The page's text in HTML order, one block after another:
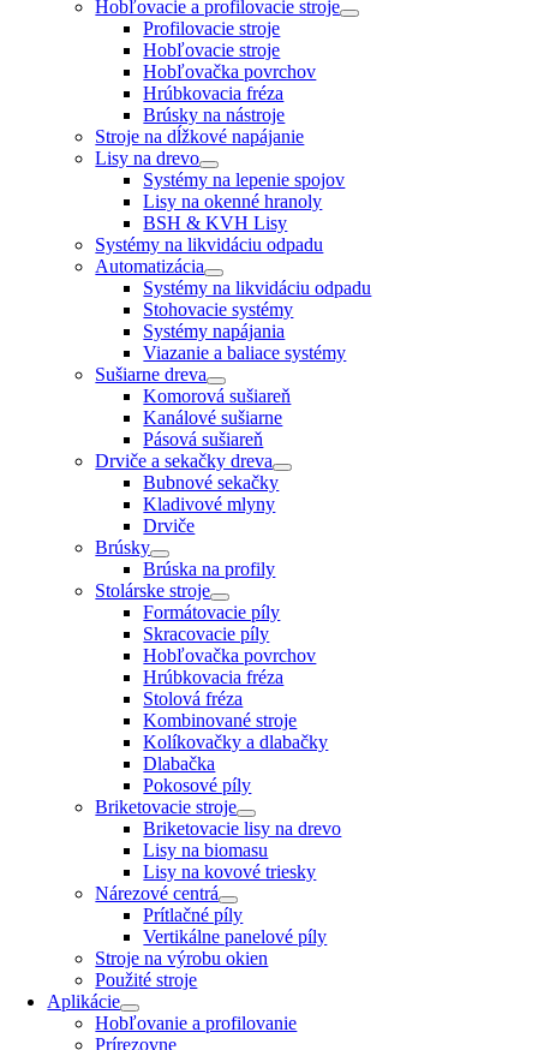
Hobľovacie a profilovacie stroje
Profilovacie stroje
Hobľovacie stroje
Hobľovačka povrchov
Hrúbkovacia fréza
Brúsky na nástroje
Stroje na dĺžkové napájanie
Lisy na drevo
Systémy na lepenie spojov
Lisy na okenné hranoly
BSH & KVH Lisy
Systémy na likvidáciu odpadu
Automatizácia
Systémy na likvidáciu odpadu
Stohovacie systémy
Systémy napájania
Viazanie a baliace systémy
Sušiarne dreva
Komorová sušiareň
Kanálové sušiarne
Pásová sušiareň
Drviče a sekačky dreva
Bubnové sekačky
Kladivové mlyny
Drviče
Brúsky
Brúska na profily
Stolárske stroje
Formátovacie píly
Skracovacie píly
Hobľovačka povrchov
Hrúbkovacia fréza
Stolová fréza
Kombinované stroje
Kolíkovačky a dlabačky
Dlabačka
Pokosové píly
Briketovacie stroje
Briketovacie lisy na drevo
Lisy na biomasu
Lisy na kovové triesky
Nárezové centrá
Prítlačné píly
Vertikálne panelové píly
Stroje na výrobu okien
Použité stroje
Aplikácie
Hobľovanie a profilovanie
Prírezovne